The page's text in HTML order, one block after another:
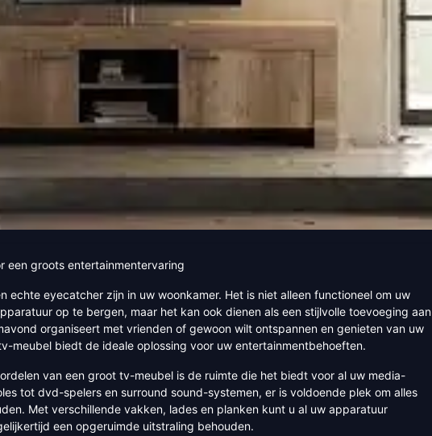
een groots entertainmentervaring
echte eyecatcher zijn in uw woonkamer. Het is niet alleen functioneel om uw
op te bergen, maar het kan ook dienen als een stijlvolle toevoeging aan
organiseert met vrienden of gewoon wilt ontspannen en genieten van uw
meubel biedt de ideale oplossing voor uw entertainmentbehoeften.
van een groot tv-meubel is de ruimte die het biedt voor al uw media-
tot dvd-spelers en surround sound-systemen, er is voldoende plek om alles
Met verschillende vakken, lades en planken kunt u al uw apparatuur
een opgeruimde uitstraling behouden.